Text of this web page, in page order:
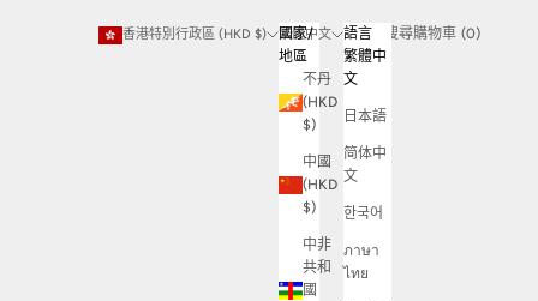
香港特別行政區 (HKD $)
國家/
地區
不丹
(HKD
$)
中國
(HKD
$)
中非
共和
國
繁體中文
語言
繁體中
文
日本語
简体中
文
한국어
ภาษา
ไทย
登入 搜尋
搜尋購物車
購物車 (0)